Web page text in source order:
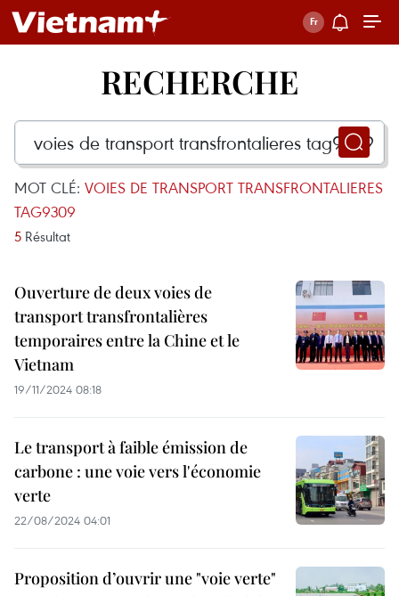
RECHERCHE
MOT CLÉ: VOIES DE TRANSPORT TRANSFRONTALIERES
TAG9309
5 Résultat
Ouverture de deux voies de
transport transfrontalières
temporaires entre la Chine et le
Vietnam
19/11/2024 08:18
Le transport à faible émission de
carbone : une voie vers l'économie
verte
22/08/2024 04:01
Proposition d’ouvrir une "voie verte"